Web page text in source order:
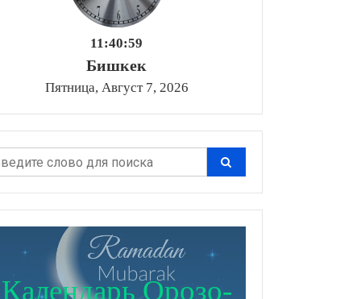
11:41:00
Бишкек
Пятница, Август 7, 2026
Календарь Орозо-